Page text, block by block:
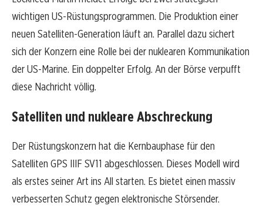
wichtigen US-Rüstungsprogrammen. Die Produktion einer
neuen Satelliten-Generation läuft an. Parallel dazu sichert
sich der Konzern eine Rolle bei der nuklearen Kommunikation
der US-Marine. Ein doppelter Erfolg. An der Börse verpufft
diese Nachricht völlig.
Satelliten und nukleare Abschreckung
Der Rüstungskonzern hat die Kernbauphase für den
Satelliten GPS IIIF SV11 abgeschlossen. Dieses Modell wird
als erstes seiner Art ins All starten. Es bietet einen massiv
verbesserten Schutz gegen elektronische Störsender.